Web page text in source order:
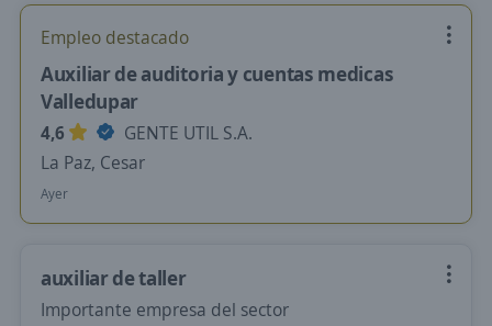
Empleo destacado
Auxiliar de auditoria y cuentas medicas
Valledupar
4,6
GENTE UTIL S.A.
La Paz, Cesar
Ayer
auxiliar de taller
Importante empresa del sector